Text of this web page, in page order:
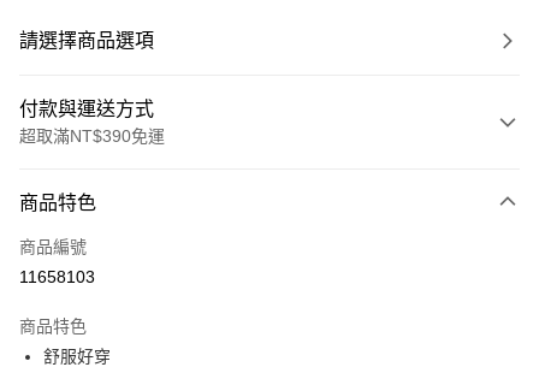
請選擇商品選項
付款與運送方式
超取滿NT$390免運
POYA支付
信用卡一次付款
LINE Pay
商品特色
商品編號
11658103
商品特色
舒服好穿